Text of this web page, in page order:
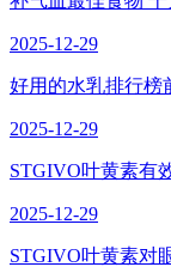
2025-12-29
好用的水乳排行榜
2025-12-29
STGIVO叶黄素有
2025-12-29
STGIVO叶黄素对